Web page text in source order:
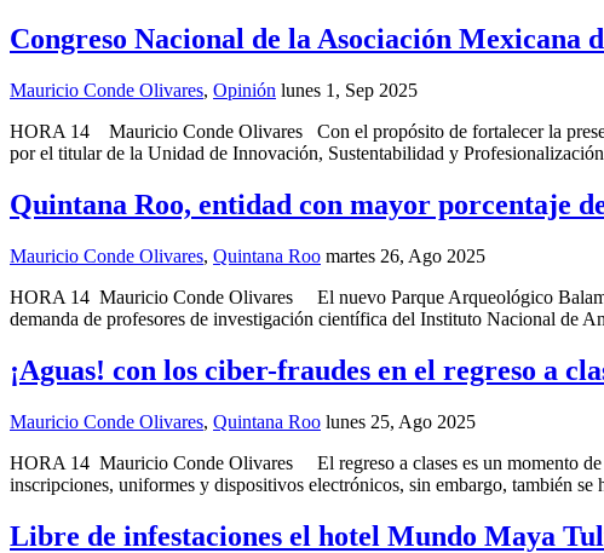
Congreso Nacional de la Asociación Mexicana
Mauricio Conde Olivares, Opinión lunes 1, Sep 2025
HORA 14 Mauricio Conde Olivares Con el propósito de fortalecer la
por el titular de la Unidad de Innovación, Sustentabilidad y
Quintana Roo, entidad con mayor porcentaje
Mauricio Conde Olivares, Quintana Roo martes 26, Ago 2025
HORA 14 Mauricio Conde Olivares El nuevo Parque Arqueológico Balam
demanda de profesores de investigación científica del Instituto Nacional
¡Aguas! con los ciber-fraudes en el regreso a
Mauricio Conde Olivares, Quintana Roo lunes 25, Ago 2025
HORA 14 Mauricio Conde Olivares El regreso a clases es un momento de
inscripciones, uniformes y dispositivos electrónicos, sin embargo, también
Libre de infestaciones el hotel Mundo Maya